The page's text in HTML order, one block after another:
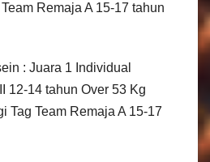
Remaja A 15-17 tahun
: Juara 1 Individual
12-14 tahun Over 53 Kg
Tag Team Remaja A 15-17